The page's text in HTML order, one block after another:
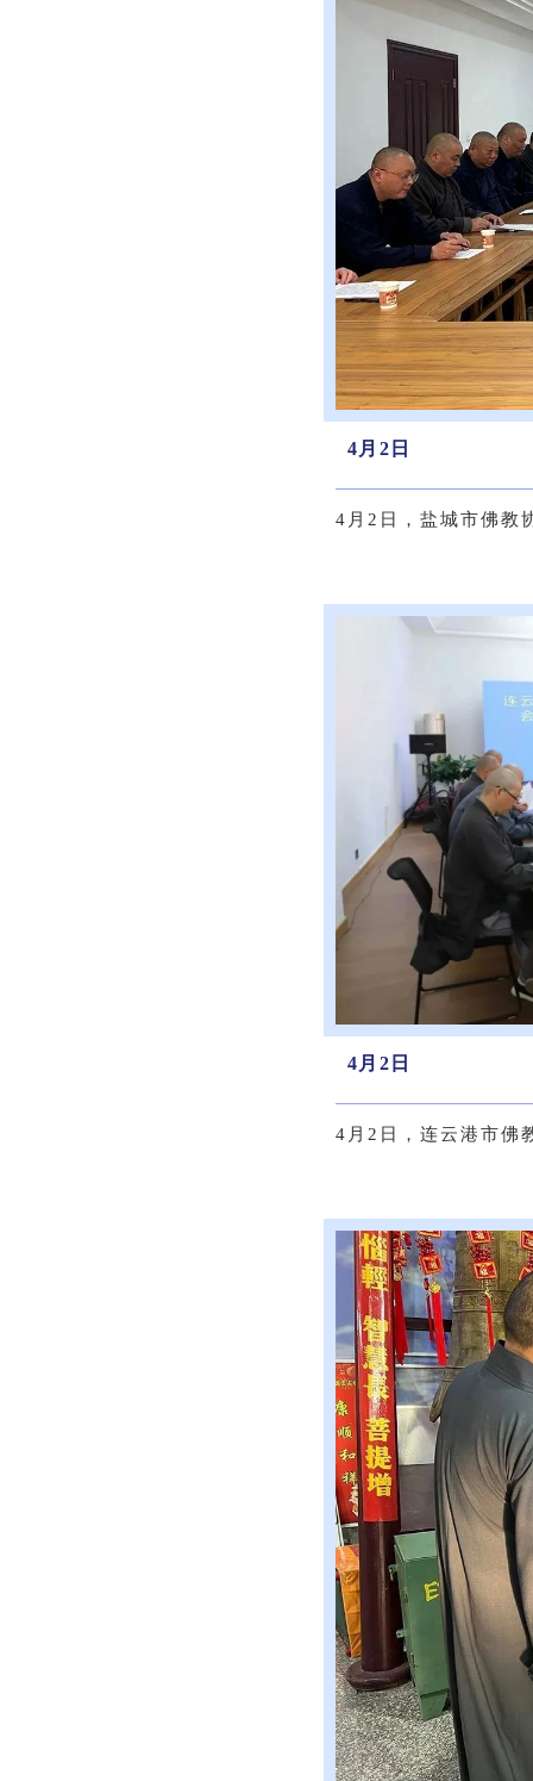
4月2日
4月2日，盐城市佛教
4月2日
4月2日，连云港市佛